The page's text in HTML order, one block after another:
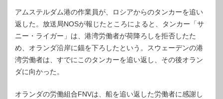
アムステルダム港の作業員が、ロシアからのタンカーを追い
返した。放送局NOSが報じたところによると、タンカー「サ
ニー・ライガー」は、港湾労働者が荷降ろしを拒否したた
め、オランダ沿岸に錨を下ろしたという。スウェーデンの港
湾労働者は、すでにこのタンカーを追い返し、その後オラン
ダに向かった。
オランダの労働組合FNVは、船を追い返した労働者に感謝し